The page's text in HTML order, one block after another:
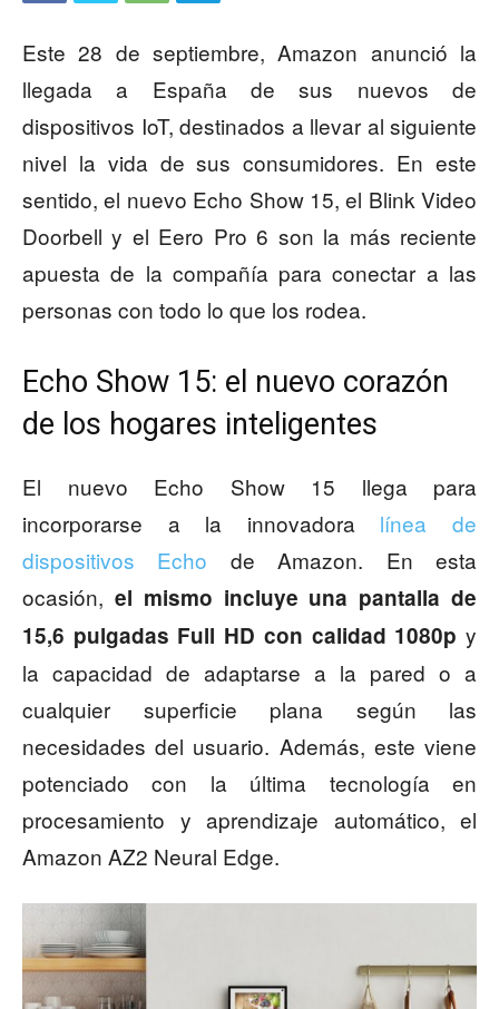
Este 28 de septiembre, Amazon anunció la
llegada a España de sus nuevos de
dispositivos IoT, destinados a llevar al siguiente
nivel la vida de sus consumidores. En este
sentido, el nuevo Echo Show 15, el Blink Video
Doorbell y el Eero Pro 6 son la más reciente
apuesta de la compañía para conectar a las
personas con todo lo que los rodea.
Echo Show 15: el nuevo corazón
de los hogares inteligentes
El nuevo Echo Show 15 llega para
incorporarse a la innovadora línea de
dispositivos Echo de Amazon. En esta
ocasión, el mismo incluye una pantalla de
15,6 pulgadas Full HD con calidad 1080p y
la capacidad de adaptarse a la pared o a
cualquier superficie plana según las
necesidades del usuario. Además, este viene
potenciado con la última tecnología en
procesamiento y aprendizaje automático, el
Amazon AZ2 Neural Edge.